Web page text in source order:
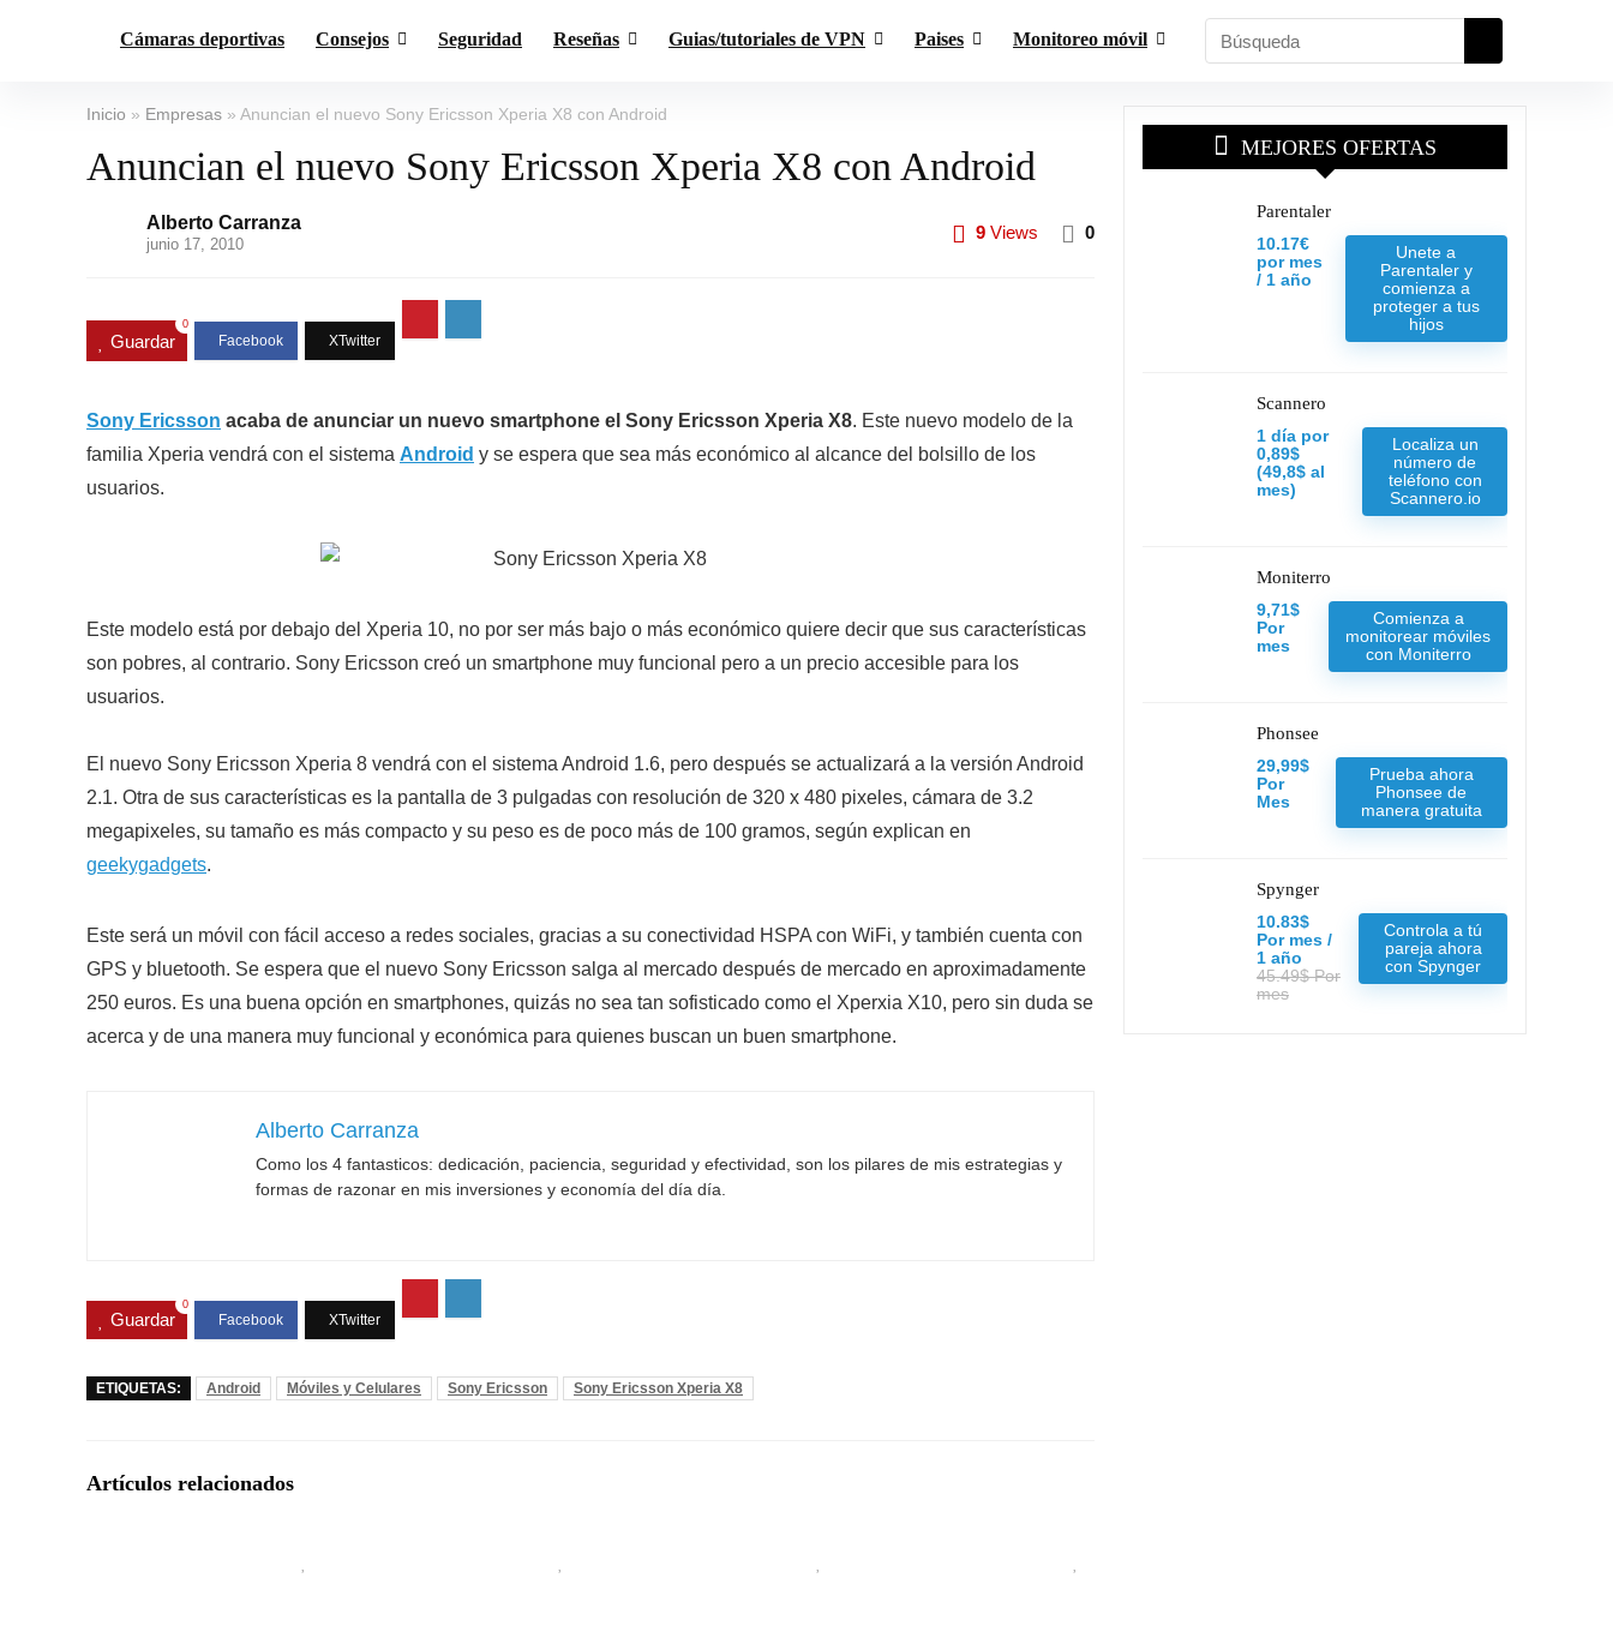
Cámaras deportivas Consejos Seguridad Reseñas Guias/tutoriales de VPN Paises Monitoreo móvil
Inicio » Empresas » Anuncian el nuevo Sony Ericsson Xperia X8 con Android
Anuncian el nuevo Sony Ericsson Xperia X8 con Android
Alberto Carranza
junio 17, 2010
9 Views 0
Guardar
0
Sony Ericsson acaba de anunciar un nuevo smartphone el Sony Ericsson Xperia X8. Este nuevo modelo de la
familia Xperia vendrá con el sistema Android y se espera que sea más económico al alcance del bolsillo de los
usuarios.
Este modelo está por debajo del Xperia 10, no por ser más bajo o más económico quiere decir que sus características
son pobres, al contrario. Sony Ericsson creó un smartphone muy funcional pero a un precio accesible para los
usuarios.
El nuevo Sony Ericsson Xperia 8 vendrá con el sistema Android 1.6, pero después se actualizará a la versión Android
2.1. Otra de sus características es la pantalla de 3 pulgadas con resolución de 320 x 480 pixeles, cámara de 3.2
megapixeles, su tamaño es más compacto y su peso es de poco más de 100 gramos, según explican en
geekygadgets.
Este será un móvil con fácil acceso a redes sociales, gracias a su conectividad HSPA con WiFi, y también cuenta con
GPS y bluetooth. Se espera que el nuevo Sony Ericsson salga al mercado después de mercado en aproximadamente
250 euros. Es una buena opción en smartphones, quizás no sea tan sofisticado como el Xperxia X10, pero sin duda se
acerca y de una manera muy funcional y económica para quienes buscan un buen smartphone.
Alberto Carranza
Como los 4 fantasticos: dedicación, paciencia, seguridad y efectividad, son los pilares de mis estrategias y
formas de razonar en mis inversiones y economía del día día.
Guardar
0
ETIQUETAS: Android Móviles y Celulares Sony Ericsson Sony Ericsson Xperia X8
Artículos relacionados
MEJORES OFERTAS
Parentaler
10.17€
por mes
/ 1 año
Unete a
Parentaler y
comienza a
proteger a tus
hijos
Scannero
1 día por
0,89$
(49,8$ al
mes)
Localiza un
número de
teléfono con
Scannero.io
Moniterro
9,71$
Por
mes
Comienza a
monitorear móviles
con Moniterro
Phonsee
29,99$
Por
Mes
Prueba ahora
Phonsee de
manera gratuita
Spynger
10.83$
Por mes /
1 año
45.49$ Por
mes
Controla a tú
pareja ahora
con Spynger